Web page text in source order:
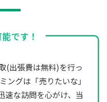
です！
(出張費は無料)を行っ
ングは「売りたいな」
速な訪問を心がけ、当